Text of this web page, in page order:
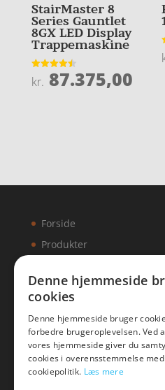
StairMaster 8
Series Gauntlet
8GX LED Display
Trappemaskine
Vurderet
4.5
kr. 87.375,00
Forside
Produkter
Artikler
Malawigruppen
Denne hjemmeside
cookies
Denne hjemmeside bruger
forbedre brugeroplevelsen. Ved
vores hjemmeside giver du
cookies i overensstemmelse
cookiepolitik. Læs mere